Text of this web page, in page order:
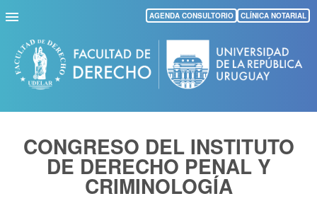
Pasar
al
contenido
principal
AGENDA CONSULTORIO CLÍNICA NOTARIAL
CONGRESO DEL INSTITUTO
DE DERECHO PENAL Y
CRIMINOLOGÍA